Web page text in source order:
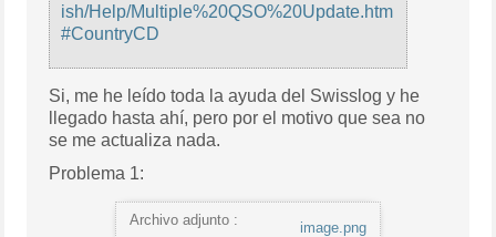
ish/Help/Multiple%20QSO%20Update.htm
#CountryCD
Si, me he leído toda la ayuda del Swisslog y he
llegado hasta ahí, pero por el motivo que sea no
se me actualiza nada.
Problema 1:
Archivo adjunto : image.png